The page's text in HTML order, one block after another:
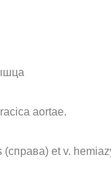
aortae.
et v.